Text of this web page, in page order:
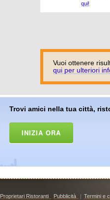
qui!
Vuoi ottenere
qui per ulteriori
Trovi amici nella tua città,
INIZIA ORA
Proprietari Ristoranti Pubblicità | Termini e